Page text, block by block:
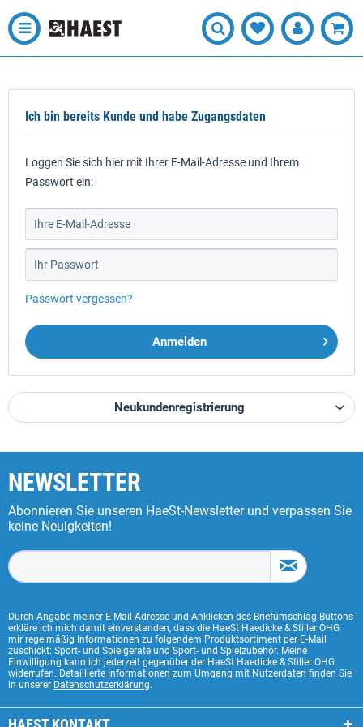
Ich bin bereits Kunde und habe Zugangsdaten
Loggen Sie sich hier mit Ihrer E-Mail-Adresse und Ihrem
Passwort ein:
Passwort vergessen?
Anmelden
Neukundenregistrierung
NEWSLETTER
Abonnieren Sie unseren HaeSt-Newsletter und verpassen Sie
keine Neuigkeiten!
Durch Angabe meiner E-Mail-Adresse und Anklicken des Briefumschlag-Buttons
erkläre ich mich damit einverstanden, dass die HaeSt Haedicke & Stiller OHG
mir regelmäßig Informationen zu folgendem Produktsortiment per E-Mail
zuschickt: Sport- und Spielgeräte und Sport- und Spielzubehör. Meine
Einwilligung kann ich jederzeit gegenüber der HaeSt Haedicke & Stiller OHG
widerrufen. Detaillierte Informationen zum Umgang mit Nutzerdaten finden Sie
in unserer Datenschutzerklärung.